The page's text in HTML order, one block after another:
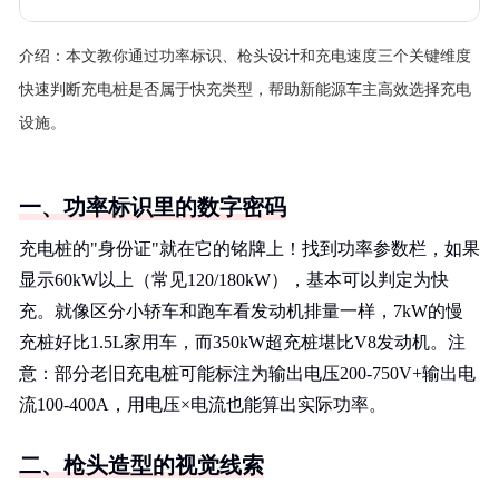
介绍： 本文教你通过功率标识、枪头设计和充电速度三个关键维度
快速判断充电桩是否属于快充类型，帮助新能源车主高效选择充电
设施。
一、功率标识里的数字密码
充电桩的"身份证"就在它的铭牌上！找到功率参数栏，如果
显示60kW以上（常见120/180kW），基本可以判定为快
充。就像区分小轿车和跑车看发动机排量一样，7kW的慢
充桩好比1.5L家用车，而350kW超充桩堪比V8发动机。注
意：部分老旧充电桩可能标注为输出电压200-750V+输出电
流100-400A，用电压×电流也能算出实际功率。
二、枪头造型的视觉线索